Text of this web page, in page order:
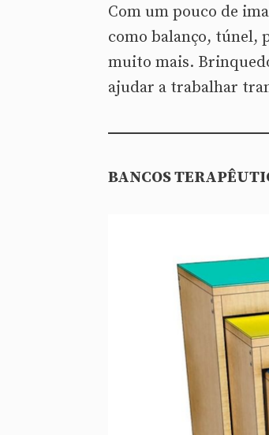
Com um pouco de
como balanço, túnel,
muito mais.
ajudar a trabalhar
BANCOS